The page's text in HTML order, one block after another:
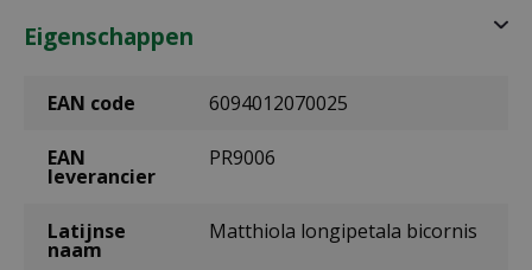
Eigenschappen
EAN code 6094012070025
EAN
leverancier
PR9006
Latijnse
naam
Matthiola longipetala bicornis